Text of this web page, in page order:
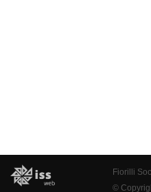
Fiorilli
©